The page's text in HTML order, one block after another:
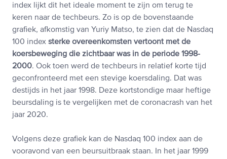
index lijkt dit het ideale moment te zijn om terug te
keren naar de techbeurs. Zo is op de bovenstaande
grafiek, afkomstig van Yuriy Matso, te zien dat de Nasdaq
100 index sterke overeenkomsten vertoont met de
koersbeweging die zichtbaar was in de periode 1998-
2000. Ook toen werd de techbeurs in relatief korte tijd
geconfronteerd met een stevige koersdaling. Dat was
destijds in het jaar 1998. Deze kortstondige maar heftige
beursdaling is te vergelijken met de coronacrash van het
jaar 2020.
Volgens deze grafiek kan de Nasdaq 100 index aan de
vooravond van een beursuitbraak staan. In het jaar 1999